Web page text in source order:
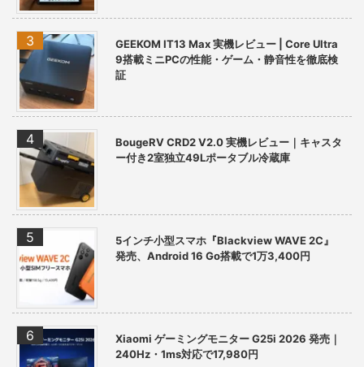
GEEKOM IT13 Max 実機レビュー | Core Ultra
9搭載ミニPCの性能・ゲーム・静音性を徹底検
証
BougeRV CRD2 V2.0 実機レビュー｜キャスタ
ー付き2室独立49Lポータブル冷蔵庫
5インチ小型スマホ『Blackview WAVE 2C』
発売、Android 16 Go搭載で1万3,400円
Xiaomi ゲーミングモニター G25i 2026 発売｜
240Hz・1ms対応で17,980円